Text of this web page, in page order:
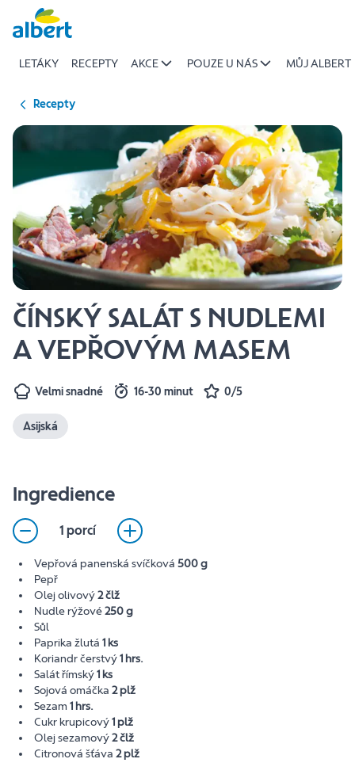
Přeskočit
LETÁKY RECEPTY AKCE POUZE U NÁS MŮJ ALBERT
Recepty
ČÍNSKÝ SALÁT S NUDLEMI
A VEPŘOVÝM MASEM
Velmi snadné 16-30 minut 0/5
Asijská
Ingredience
1 porcí
Vepřová panenská svíčková 500 g
Pepř
Olej olivový2 člž
Nudle rýžové250 g
Sůl
Paprika žlutá 1 ks
Koriandr čerstvý1 hrs.
Salát římský1 ks
Sojová omáčka 2 plž
Sezam 1 hrs.
Cukr krupicový1 plž
Olej sezamový2 člž
Citronová šťáva 2 plž